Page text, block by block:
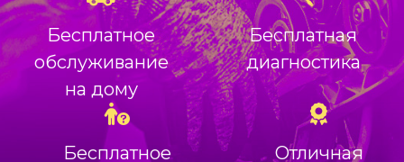
Бесплатное
обслуживание
на дому
Бесплатная
диагностика
Бесплатное
Отличная